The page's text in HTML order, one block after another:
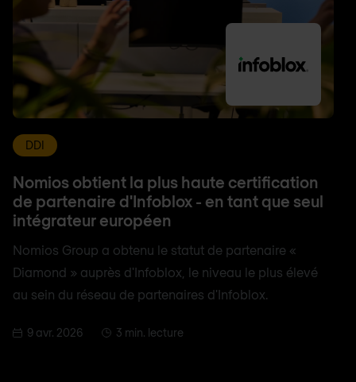
DDI
Nomios obtient la plus haute certification
de partenaire d'Infoblox - en tant que seul
intégrateur européen
Nomios Group a obtenu le statut de partenaire «
Diamond » auprès d'Infoblox, le niveau le plus élevé
au sein du réseau de partenaires d'Infoblox.
9 avr. 2026 3 min. lecture